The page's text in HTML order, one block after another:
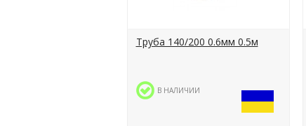
Труба 140/200 0.6мм 0.5м
В НАЛИЧИИ